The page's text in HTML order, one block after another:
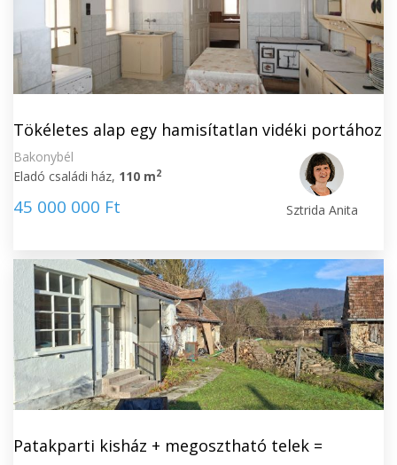
Tökéletes alap egy hamisítatlan vidéki portához
Bakonybél
Eladó családi ház, 110 m2
45 000 000 Ft Sztrida Anita
Patakparti kisház + megosztható telek =